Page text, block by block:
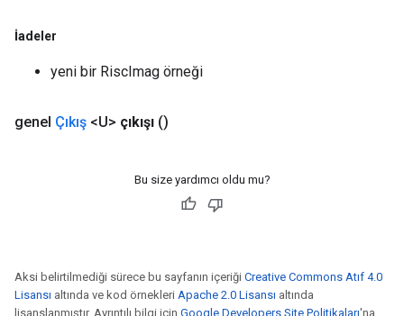
İadeler
yeni bir RiscImag örneği
genel Çıkış <U> çıkışı ()
Bu size yardımcı oldu mu?
Aksi belirtilmediği sürece bu sayfanın içeriği Creative Commons Atıf 4.0
Lisansı altında ve kod örnekleri Apache 2.0 Lisansı altında
lisanslanmıştır. Ayrıntılı bilgi için Google Developers Site Politikaları'na